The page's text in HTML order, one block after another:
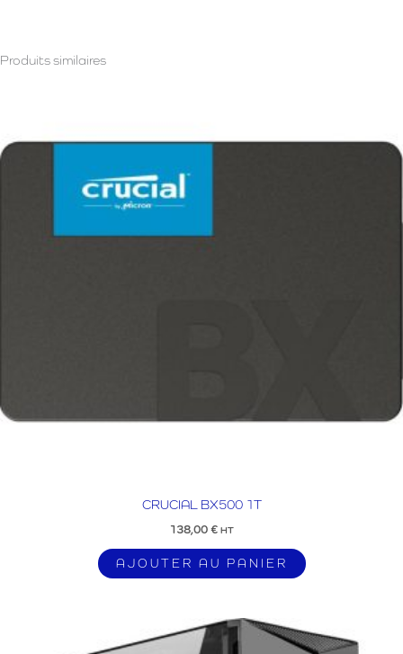
Produits similaires
CRUCIAL BX500 1T
138,00 € HT
AJOUTER AU PANIER